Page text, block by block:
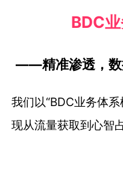
BDC
——精准渗透，数
我们以“BDC业务体
现从流量获取到心智